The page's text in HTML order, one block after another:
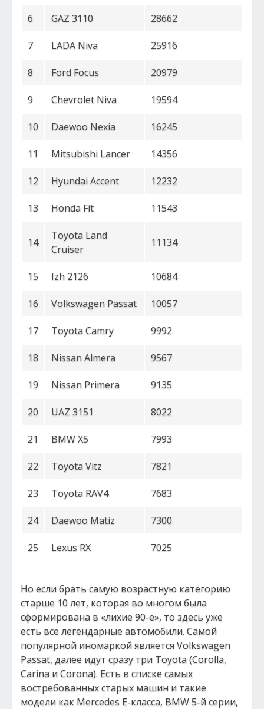
6 GAZ 3110 28662
7 LADA Niva 25916
8 Ford Focus 20979
9 Chevrolet Niva 19594
10 Daewoo Nexia 16245
11 Mitsubishi Lancer 14356
12 Hyundai Accent 12232
13 Honda Fit 11543
14
Toyota Land
Cruiser
11134
15 Izh 2126 10684
16 Volkswagen Passat 10057
17 Toyota Camry 9992
18 Nissan Almera 9567
19 Nissan Primera 9135
20 UAZ 3151 8022
21 BMW X5 7993
22 Toyota Vitz 7821
23 Toyota RAV4 7683
24 Daewoo Matiz 7300
25 Lexus RX 7025
Но если брать самую возрастную категорию
старше 10 лет, которая во многом была
сформирована в «лихие 90-е», то здесь уже
есть все легендарные автомобили. Самой
популярной иномаркой является Volkswagen
Passat, далее идут сразу три Toyota (Corolla,
Carina и Corona). Есть в списке самых
востребованных старых машин и такие
модели как Mercedes E-класса, BMW 5-й серии,